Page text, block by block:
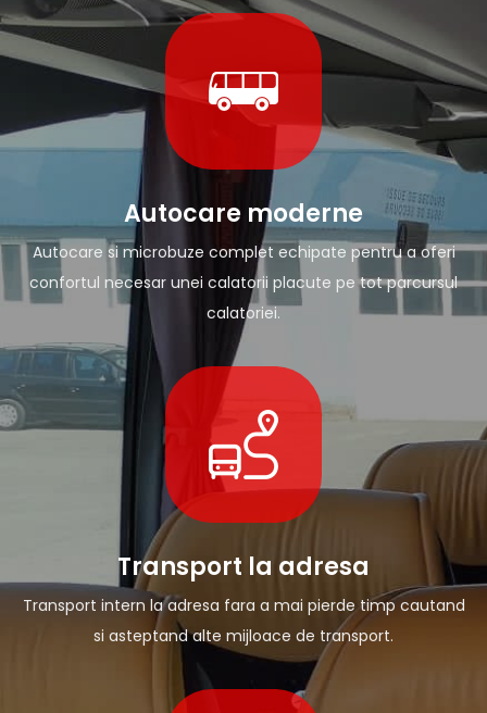
Autocare moderne
Autocare si microbuze complet echipate pentru a oferi
confortul necesar unei calatorii placute pe tot parcursul
calatoriei.
Transport la adresa
Transport intern la adresa fara a mai pierde timp cautand
si asteptand alte mijloace de transport.